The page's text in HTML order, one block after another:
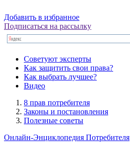
Добавить в избранное
Подписаться на рассылку
Советуют эксперты
Как защитить свои права?
Как выбрать лучшее?
Видео
8 прав потребителя
Законы и постановления
Полезные советы
Онлайн-Энциклопедия Потребителя